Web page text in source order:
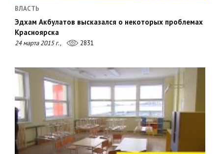
ВЛАСТЬ
Эдхам Акбулатов высказался о некоторых проблемах
Красноярска
24 марта 2015 г., 2831